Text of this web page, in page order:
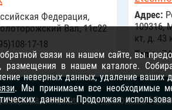
Адрес:
109316,
кт, д. 43
Тел.:
Федерация,
Вал, 11с22
17-18
размещения|Услуги портала|
связи на нашем сайте, вы
размещения в нашем каталоге.
неверных данных, удаление
. Мы принимаем все необходимые
данных. Продолжая